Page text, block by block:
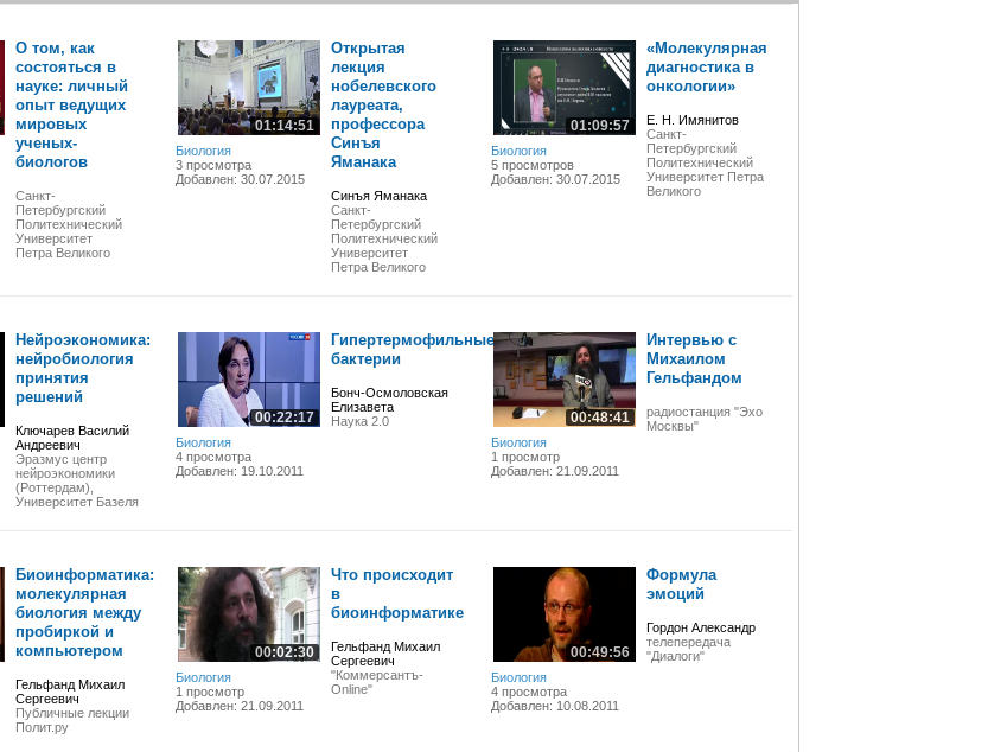
О том, как
состояться в
науке: личный
опыт ведущих
мировых
ученых-
биологов
Санкт-
Петербургский
Политехнический
Университет
Петра Великого
01:14:51
Биология
3 просмотра
Добавлен: 30.07.2015
Открытая
лекция
нобелевского
лауреата,
профессора
Синъя
Яманака
Синъя Яманака
Санкт-
Петербургский
Политехнический
Университет
Петра Великого
01:09:57
Биология
5 просмотров
Добавлен: 30.07.2015
«Молекулярная
диагностика в
онкологии»
Е. Н. Имянитов
Санкт-
Петербургский
Политехнический
Университет Петра
Великого
Нейроэкономика:
нейробиология
принятия
решений
Ключарев Василий
Андреевич
Эразмус центр
нейроэкономики
(Роттердам),
Университет Базеля
00:22:17
Биология
4 просмотра
Добавлен: 19.10.2011
Гипертермофильные
бактерии
Бонч-Осмоловская
Елизавета
Наука 2.0
00:48:41
Биология
1 просмотр
Добавлен: 21.09.2011
Интервью с
Михаилом
Гельфандом
радиостанция "Эхо
Москвы"
Биоинформатика:
молекулярная
биология между
пробиркой и
компьютером
Гельфанд Михаил
Сергеевич
Публичные лекции
Полит.ру
00:02:30
Биология
1 просмотр
Добавлен: 21.09.2011
Что происходит
в
биоинформатике
Гельфанд Михаил
Сергеевич
"Коммерсантъ-
Online"
00:49:56
Биология
4 просмотра
Добавлен: 10.08.2011
Формула
эмоций
Гордон Александр
телепередача
"Диалоги"